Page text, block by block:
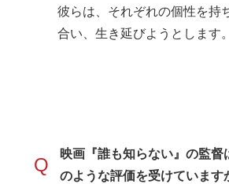
彼らは、それぞれの個性を持
合い、生き延びようとします。
Q
映画『誰も知らない』の監督
のような評価を受けています